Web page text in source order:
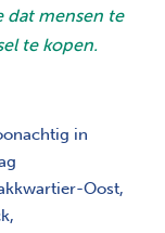
dat mensen te
te kopen.
in
Oost,